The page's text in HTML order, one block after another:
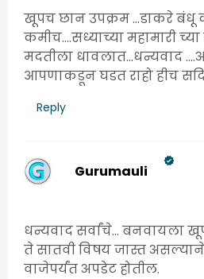
खूपच छान उपक्रम ...डाकरे
कमीच....सध्याच्या महामारी
मदतीला धावलात...धन्यवाद
आपणाकडून घडत राहो हीच
Reply
Gurumauli
धन्यवाद सर्वांचे... बनवायला
ते सातवी विषय जास्त
वाजेपर्यंत अपडेट होतील.